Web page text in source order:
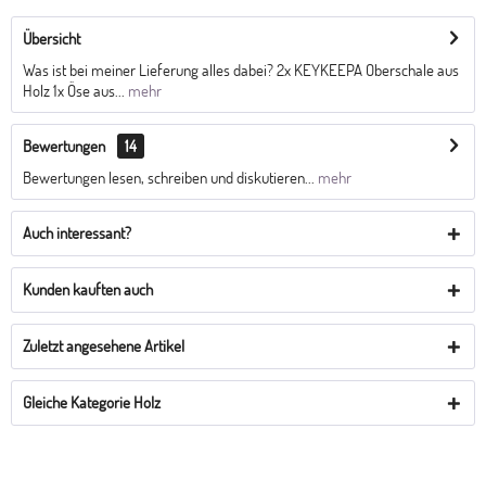
Übersicht
Was ist bei meiner Lieferung alles dabei? 2x KEYKEEPA Oberschale aus
Holz 1x Öse aus...
mehr
Bewertungen
14
Bewertungen lesen, schreiben und diskutieren...
mehr
Auch interessant?
Kunden kauften auch
Zuletzt angesehene Artikel
Gleiche Kategorie Holz